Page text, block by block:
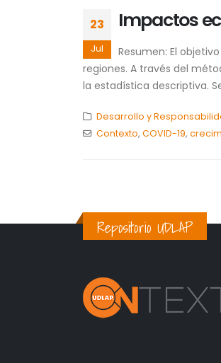
23
Jul
Impactos
Resumen: El
regiones. A través del
la estadística descriptiva.
Desarrollo y
Contexto, COVID-19,
Repositorio UDLAP